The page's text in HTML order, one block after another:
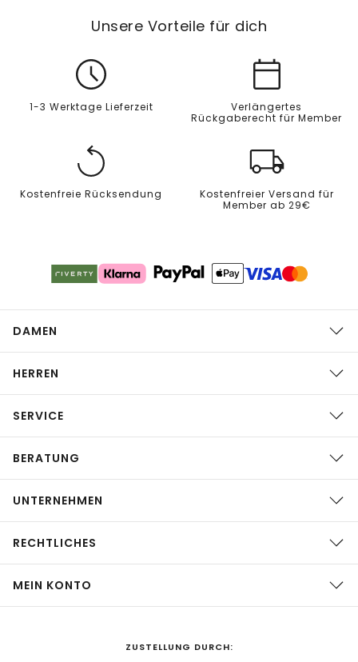
Unsere Vorteile für dich
1-3 Werktage Lieferzeit
Verlängertes
Rückgaberecht für Member
Kostenfreie Rücksendung
Kostenfreier Versand für
Member ab 29€
DAMEN
HERREN
SERVICE
BERATUNG
UNTERNEHMEN
RECHTLICHES
MEIN KONTO
ZUSTELLUNG DURCH: